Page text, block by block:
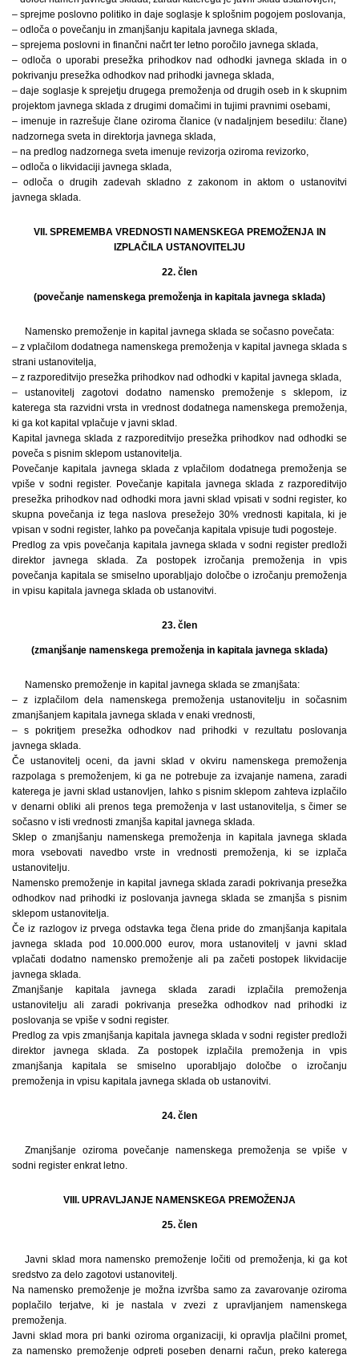
– sprejme poslovno politiko in daje soglasje k splošnim pogojem poslovanja,
– odloča o povečanju in zmanjšanju kapitala javnega sklada,
– sprejema poslovni in finančni načrt ter letno poročilo javnega sklada,
– odloča o uporabi presežka prihodkov nad odhodki javnega sklada in o
pokrivanju presežka odhodkov nad prihodki javnega sklada,
– daje soglasje k sprejetju drugega premoženja od drugih oseb in k skupnim
projektom javnega sklada z drugimi domačimi in tujimi pravnimi osebami,
– imenuje in razrešuje člane oziroma članice (v nadaljnjem besedilu: člane)
nadzornega sveta in direktorja javnega sklada,
– na predlog nadzornega sveta imenuje revizorja oziroma revizorko,
– odloča o likvidaciji javnega sklada,
– odloča o drugih zadevah skladno z zakonom in aktom o ustanovitvi
javnega sklada.
VII. SPREMEMBA VREDNOSTI NAMENSKEGA PREMOŽENJA IN
IZPLAČILA USTANOVITELJU
22. člen
(povečanje namenskega premoženja in kapitala javnega sklada)
Namensko premoženje in kapital javnega sklada se sočasno povečata:
– z vplačilom dodatnega namenskega premoženja v kapital javnega sklada s
strani ustanovitelja,
– z razporeditvijo presežka prihodkov nad odhodki v kapital javnega sklada,
– ustanovitelj zagotovi dodatno namensko premoženje s sklepom, iz
katerega sta razvidni vrsta in vrednost dodatnega namenskega premoženja,
ki ga kot kapital vplačuje v javni sklad.
Kapital javnega sklada z razporeditvijo presežka prihodkov nad odhodki se
poveča s pisnim sklepom ustanovitelja.
Povečanje kapitala javnega sklada z vplačilom dodatnega premoženja se
vpiše v sodni register. Povečanje kapitala javnega sklada z razporeditvijo
presežka prihodkov nad odhodki mora javni sklad vpisati v sodni register, ko
skupna povečanja iz tega naslova presežejo 30% vrednosti kapitala, ki je
vpisan v sodni register, lahko pa povečanja kapitala vpisuje tudi pogosteje.
Predlog za vpis povečanja kapitala javnega sklada v sodni register predloži
direktor javnega sklada. Za postopek izročanja premoženja in vpis
povečanja kapitala se smiselno uporabljajo določbe o izročanju premoženja
in vpisu kapitala javnega sklada ob ustanovitvi.
23. člen
(zmanjšanje namenskega premoženja in kapitala javnega sklada)
Namensko premoženje in kapital javnega sklada se zmanjšata:
– z izplačilom dela namenskega premoženja ustanovitelju in sočasnim
zmanjšanjem kapitala javnega sklada v enaki vrednosti,
– s pokritjem presežka odhodkov nad prihodki v rezultatu poslovanja
javnega sklada.
Če ustanovitelj oceni, da javni sklad v okviru namenskega premoženja
razpolaga s premoženjem, ki ga ne potrebuje za izvajanje namena, zaradi
katerega je javni sklad ustanovljen, lahko s pisnim sklepom zahteva izplačilo
v denarni obliki ali prenos tega premoženja v last ustanovitelja, s čimer se
sočasno v isti vrednosti zmanjša kapital javnega sklada.
Sklep o zmanjšanju namenskega premoženja in kapitala javnega sklada
mora vsebovati navedbo vrste in vrednosti premoženja, ki se izplača
ustanovitelju.
Namensko premoženje in kapital javnega sklada zaradi pokrivanja presežka
odhodkov nad prihodki iz poslovanja javnega sklada se zmanjša s pisnim
sklepom ustanovitelja.
Če iz razlogov iz prvega odstavka tega člena pride do zmanjšanja kapitala
javnega sklada pod 10.000.000 eurov, mora ustanovitelj v javni sklad
vplačati dodatno namensko premoženje ali pa začeti postopek likvidacije
javnega sklada.
Zmanjšanje kapitala javnega sklada zaradi izplačila premoženja
ustanovitelju ali zaradi pokrivanja presežka odhodkov nad prihodki iz
poslovanja se vpiše v sodni register.
Predlog za vpis zmanjšanja kapitala javnega sklada v sodni register predloži
direktor javnega sklada. Za postopek izplačila premoženja in vpis
zmanjšanja kapitala se smiselno uporabljajo določbe o izročanju
premoženja in vpisu kapitala javnega sklada ob ustanovitvi.
24. člen
Zmanjšanje oziroma povečanje namenskega premoženja se vpiše v
sodni register enkrat letno.
VIII. UPRAVLJANJE NAMENSKEGA PREMOŽENJA
25. člen
Javni sklad mora namensko premoženje ločiti od premoženja, ki ga kot
sredstvo za delo zagotovi ustanovitelj.
Na namensko premoženje je možna izvršba samo za zavarovanje oziroma
poplačilo terjatve, ki je nastala v zvezi z upravljanjem namenskega
premoženja.
Javni sklad mora pri banki oziroma organizaciji, ki opravlja plačilni promet,
za namensko premoženje odpreti poseben denarni račun, preko katerega